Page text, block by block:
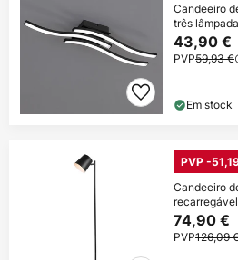
Candeeiro
três
43,90 €
PVP59,93 €
Em stock
PVP -
Candeeiro
74,90 €
PVP126,09